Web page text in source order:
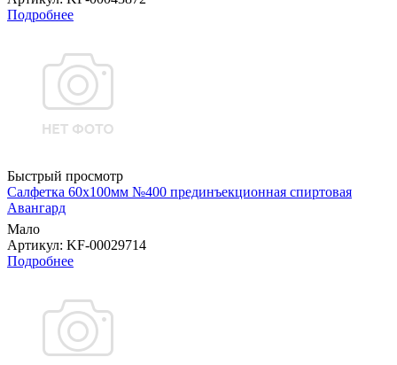
Подробнее
Быстрый просмотр
Салфетка 60х100мм №400 прединъекционная спиртовая
Авангард
Мало
Артикул: KF-00029714
Подробнее